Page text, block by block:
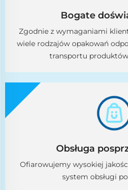
Bogate
Zgodnie z wymaganiami
wiele rodzajów opakowań
transportu
Obsługa
Ofiarowujemy wysokiej
system obsługi